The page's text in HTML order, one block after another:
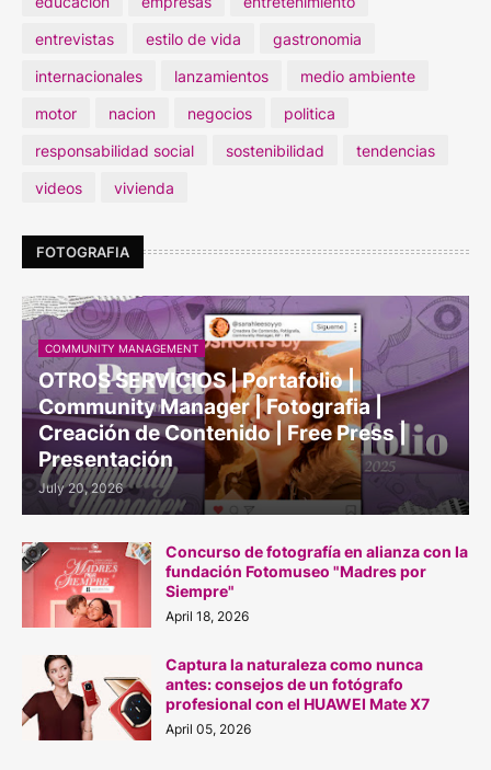
entrevistas
estilo de vida
gastronomia
internacionales
lanzamientos
medio ambiente
motor
nacion negocios
politica
responsabilidad social
sostenibilidad
tendencias
videos
vivienda
FOTOGRAFIA
COMMUNITY MANAGEMENT
OTROS SERVICIOS | Portafolio |
Community Manager | Fotografia |
Creación de Contenido | Free Press |
Presentación
July 20, 2026
Concurso de fotografía en alianza con la
fundación Fotomuseo "Madres por
Siempre"
April 18, 2026
Captura la naturaleza como nunca
antes: consejos de un fotógrafo
profesional con el HUAWEI Mate X7
April 05, 2026